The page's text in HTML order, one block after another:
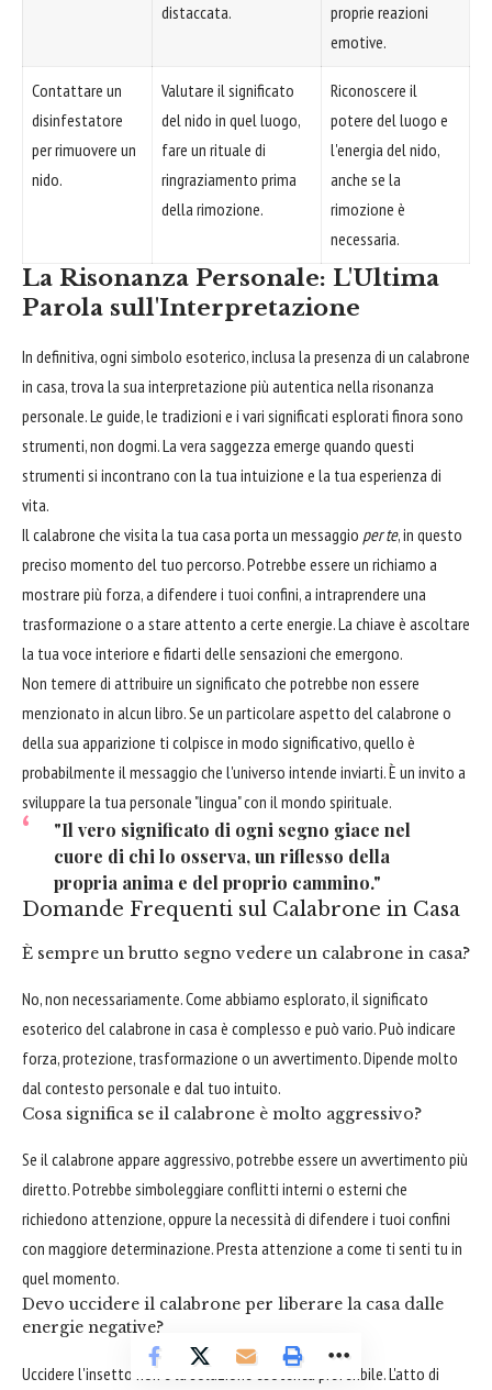
distaccata.
proprie reazioni
emotive.
Contattare un
disinfestatore
per rimuovere un
nido.
Valutare il significato
del nido in quel luogo,
fare un rituale di
ringraziamento prima
della rimozione.
Riconoscere il
potere del luogo e
l'energia del nido,
anche se la
rimozione è
necessaria.
La Risonanza Personale: L'Ultima
Parola sull'Interpretazione
In definitiva, ogni simbolo esoterico, inclusa la presenza di un calabrone
in casa, trova la sua interpretazione più autentica nella risonanza
personale. Le guide, le tradizioni e i vari significati esplorati finora sono
strumenti, non dogmi. La vera saggezza emerge quando questi
strumenti si incontrano con la tua intuizione e la tua esperienza di
vita.
Il calabrone che visita la tua casa porta un messaggio per te, in questo
preciso momento del tuo percorso. Potrebbe essere un richiamo a
mostrare più forza, a difendere i tuoi confini, a intraprendere una
trasformazione o a stare attento a certe energie. La chiave è ascoltare
la tua voce interiore e fidarti delle sensazioni che emergono.
Non temere di attribuire un significato che potrebbe non essere
menzionato in alcun libro. Se un particolare aspetto del calabrone o
della sua apparizione ti colpisce in modo significativo, quello è
probabilmente il messaggio che l'universo intende inviarti. È un invito a
sviluppare la tua personale "lingua" con il mondo spirituale.
"Il vero significato di ogni segno giace nel
cuore di chi lo osserva, un riflesso della
propria anima e del proprio cammino."
Domande Frequenti sul Calabrone in Casa
È sempre un brutto segno vedere un calabrone in casa?
No, non necessariamente. Come abbiamo esplorato, il significato
esoterico del calabrone in casa è complesso e può vario. Può indicare
forza, protezione, trasformazione o un avvertimento. Dipende molto
dal contesto personale e dal tuo intuito.
Cosa significa se il calabrone è molto aggressivo?
Se il calabrone appare aggressivo, potrebbe essere un avvertimento più
diretto. Potrebbe simboleggiare conflitti interni o esterni che
richiedono attenzione, oppure la necessità di difendere i tuoi confini
con maggiore determinazione. Presta attenzione a come ti senti tu in
quel momento.
Devo uccidere il calabrone per liberare la casa dalle
energie negative?
Uccidere l'insetto non è la soluzione esoterica preferibile. L'atto di